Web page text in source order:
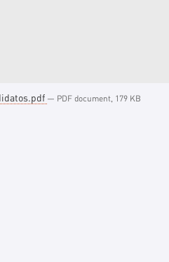
— PDF document, 179 KB